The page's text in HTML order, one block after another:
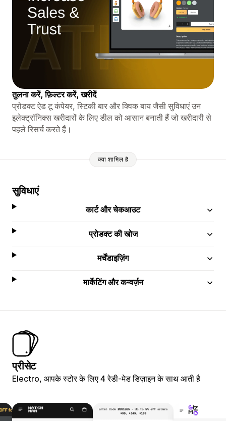
तुलना करें, फ़िल्टर करें, खरीदें
प्रोडक्ट ऐड टू कंपेयर, स्टिकी बार और क्विक बाय जैसी सुविधाएं उन
इलेक्ट्रॉनिक्स खरीदारों के लिए डील को आसान बनाती हैं जो खरीदारी से
पहले रिसर्च करते हैं।
क्या शामिल है
सुविधाएं
कार्ट और चेकआउट
प्रोडक्ट की खोज
मर्चेंडाइज़िंग
मार्केटिंग और कन्वर्ज़न
प्रीसेट
Electro, आपके स्टोर के लिए 4 रेडी-मेड डिज़ाइन के साथ आती है